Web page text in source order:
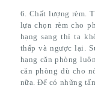
6. Chất lượng rèm.
lựa chọn rèm cho
hạng sang thì ta
thấp và ngược lại.
hạng căn phòng
căn phòng dù cho
nữa. Để có những